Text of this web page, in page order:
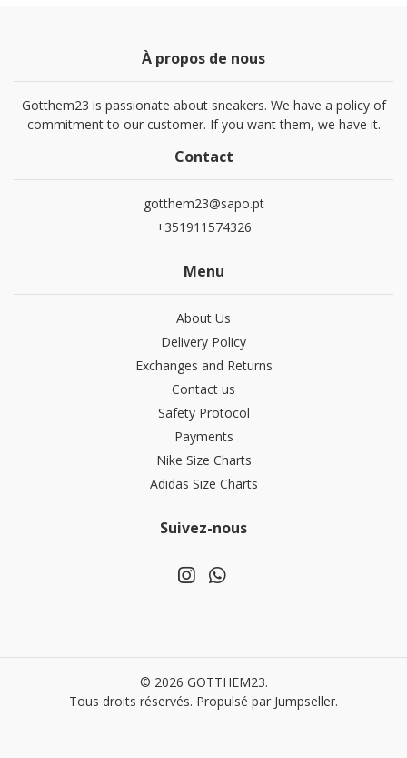
À propos de nous
Gotthem23 is passionate about sneakers. We have a policy of
commitment to our customer. If you want them, we have it.
Contact
gotthem23@sapo.pt
+351911574326
Menu
About Us
Delivery Policy
Exchanges and Returns
Contact us
Safety Protocol
Payments
Nike Size Charts
Adidas Size Charts
Suivez-nous
© 2026 GOTTHEM23.
Tous droits réservés. Propulsé par Jumpseller.